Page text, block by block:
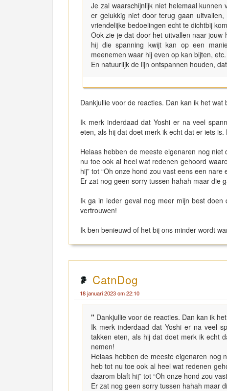
Je zal waarschijnlijk niet helemaal
er gelukkig niet door terug gaan
vriendelijke bedoelingen echt te dichtbij
Ook zie je dat door het uitvallen naar
hij die spanning kwijt kan op een
meenemen waar hij even op kan bijten, etc.
En natuurlijk de lijn ontspannen houden,
Dankjullie voor de reacties. Dan kan ik het
Ik merk inderdaad dat Yoshi er na veel
eten, als hij dat doet merk ik echt dat er iets
Helaas hebben de meeste eigenaren nog
nu toe ook al heel wat redenen gehoord
hij” tot “Oh onze hond zou vast eens een
Er zat nog geen sorry tussen hahah maar die
Ik ga in ieder geval nog meer mijn best
vertrouwen!
Ik ben benieuwd of het bij ons minder wordt
CatnDog
18 januari 2023 om 22:10
" Dankjullie voor de reacties. Dan kan ik
Ik merk inderdaad dat Yoshi er na veel
takken eten, als hij dat doet merk ik echt
nemen!
Helaas hebben de meeste eigenaren nog
heb tot nu toe ook al heel wat redenen
daarom blaft hij” tot “Oh onze hond zou
Er zat nog geen sorry tussen hahah maar